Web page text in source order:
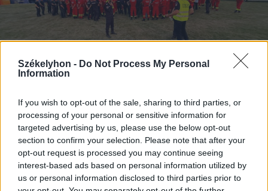
Székelyhon - Do Not Process My Personal
Information
If you wish to opt-out of the sale, sharing to third parties, or
processing of your personal or sensitive information for
targeted advertising by us, please use the below opt-out
section to confirm your selection. Please note that after your
opt-out request is processed you may continue seeing
interest-based ads based on personal information utilized by
us or personal information disclosed to third parties prior to
2026. június 30., kedd
Mobilkórházzal mentek az
áldozatok kimentésére egy
nagyszabású rendőrségi ügyben